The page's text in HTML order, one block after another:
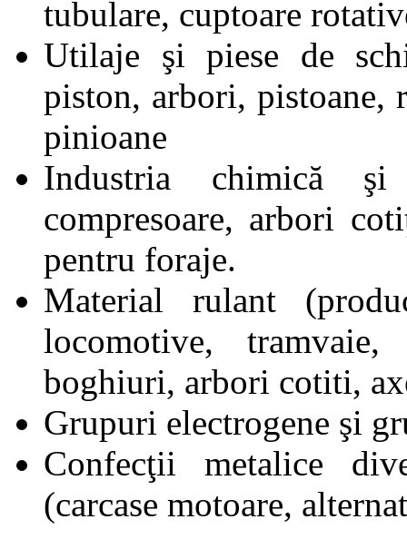
tubulare, cuptoare
Utilaje şi piese de
piston, arbori, pistoane,
pinioane
Industria chimică
compresoare, arbori
pentru foraje.
Material rulant
locomotive,
boghiuri, arbori cotiti,
Grupuri electrogene şi
Confecţii metalice
(carcase motoare,